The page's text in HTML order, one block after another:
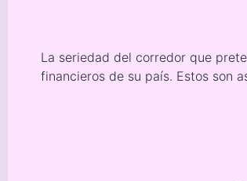
La seriedad del corredor que
financieros de su país. Estos son